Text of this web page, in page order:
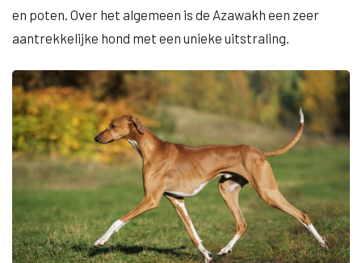
en poten. Over het algemeen is de Azawakh een zeer
aantrekkelijke hond met een unieke uitstraling.